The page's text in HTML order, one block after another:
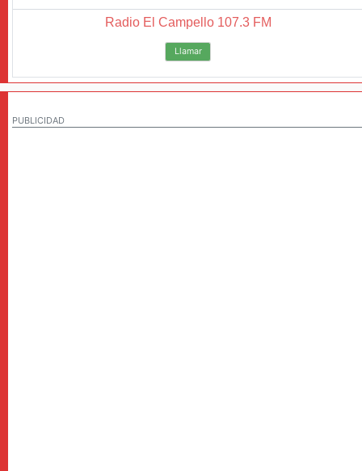
Radio El Campello 107.3 FM
Llamar
PUBLICIDAD